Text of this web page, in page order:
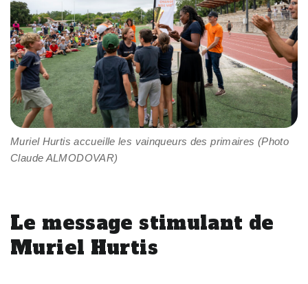
Muriel Hurtis accueille les vainqueurs des primaires (Photo
Claude ALMODOVAR)
Le message stimulant de
Muriel Hurtis